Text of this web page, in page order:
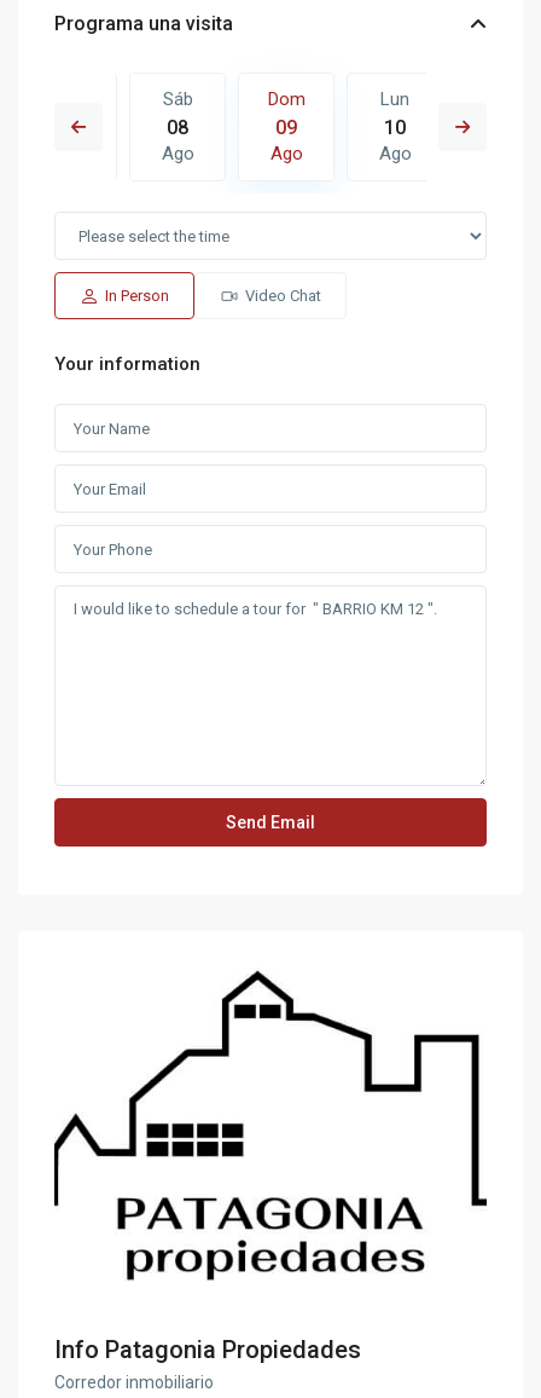
Programa una visita
17
Sáb
08
Ago
Dom
09
Ago
Lun
10
Ago
In Person Video Chat
Your information
Info Patagonia Propiedades
Corredor inmobiliario